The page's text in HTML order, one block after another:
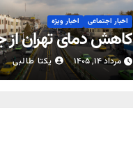
اخبار اجتماعی اخبار ویژه
کاهش دمای تهران
مرداد ۱۴, ۱۴۰۵ یکتا طالبی